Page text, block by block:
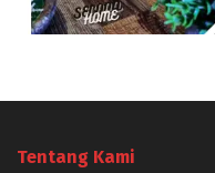
Tentang Kami